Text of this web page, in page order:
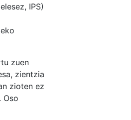
IPS)
zuen
zientzia
zioten ez
Oso